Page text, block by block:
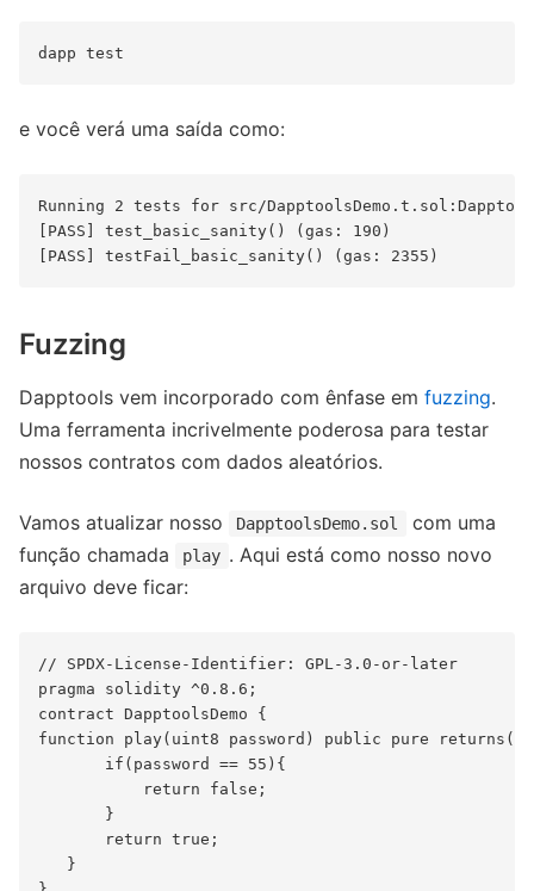
e você verá uma saída como:
Running 2 tests for src/
[PASS] test_basic_sanity() (gas: 190)
Fuzzing
Dapptools vem incorporado com ênfase em fuzzing.
Uma ferramenta incrivelmente poderosa para testar
nossos contratos com dados aleatórios.
Vamos atualizar nosso DapptoolsDemo.sol
com uma
função chamada
play . Aqui está como nosso novo
arquivo deve ficar:
// SPDX-License-Identifier: GPL-3.0-or-later
pragma solidity ^0.8.6;
contract DapptoolsDemo {
function play(uint8 password) public pure
       if(password == 55){
           return false;
       }
       return true;
   }